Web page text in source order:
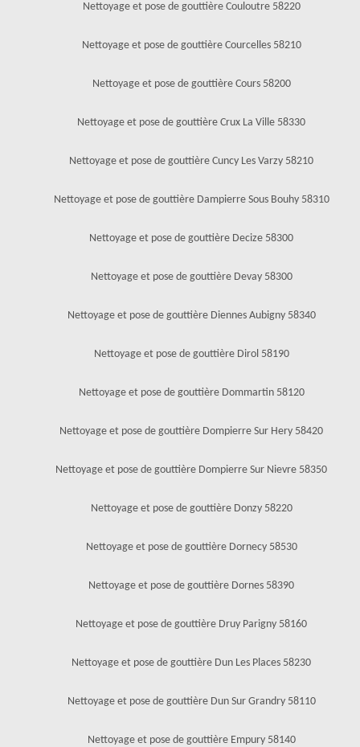
Nettoyage et pose de gouttière Couloutre 58220
Nettoyage et pose de gouttière Courcelles 58210
Nettoyage et pose de gouttière Cours 58200
Nettoyage et pose de gouttière Crux La Ville 58330
Nettoyage et pose de gouttière Cuncy Les Varzy 58210
Nettoyage et pose de gouttière Dampierre Sous Bouhy 58310
Nettoyage et pose de gouttière Decize 58300
Nettoyage et pose de gouttière Devay 58300
Nettoyage et pose de gouttière Diennes Aubigny 58340
Nettoyage et pose de gouttière Dirol 58190
Nettoyage et pose de gouttière Dommartin 58120
Nettoyage et pose de gouttière Dompierre Sur Hery 58420
Nettoyage et pose de gouttière Dompierre Sur Nievre 58350
Nettoyage et pose de gouttière Donzy 58220
Nettoyage et pose de gouttière Dornecy 58530
Nettoyage et pose de gouttière Dornes 58390
Nettoyage et pose de gouttière Druy Parigny 58160
Nettoyage et pose de gouttière Dun Les Places 58230
Nettoyage et pose de gouttière Dun Sur Grandry 58110
Nettoyage et pose de gouttière Empury 58140